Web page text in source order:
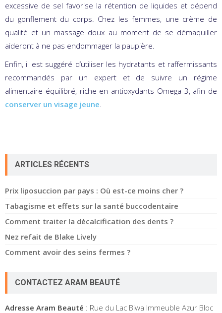
excessive de sel favorise la rétention de liquides et dépend
du gonflement du corps. Chez les femmes, une crème de
qualité et un massage doux au moment de se démaquiller
aideront à ne pas endommager la paupière.
Enfin, il est suggéré d’utiliser les hydratants et raffermissants
recommandés par un expert et de suivre un régime
alimentaire équilibré, riche en antioxydants Omega 3, afin de
conserver un visage jeune.
ARTICLES RÉCENTS
Prix liposuccion par pays : Où est-ce moins cher ?
Tabagisme et effets sur la santé buccodentaire
Comment traiter la décalcification des dents ?
Nez refait de Blake Lively
Comment avoir des seins fermes ?
CONTACTEZ ARAM BEAUTÉ
Adresse Aram Beauté : Rue du Lac Biwa Immeuble Azur Bloc